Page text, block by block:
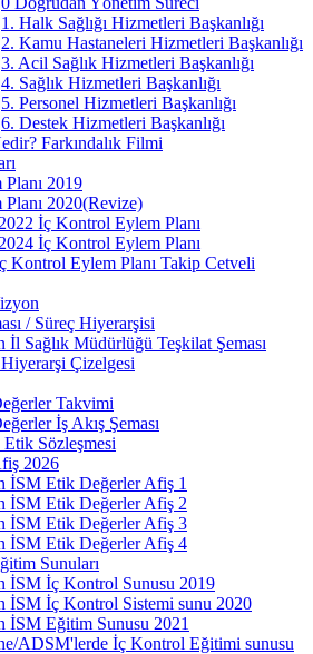
1. Halk Sağlığı Hizmetleri Başkanlığı
2. Kamu Hastaneleri Hizmetleri Başkanlığı
3. Acil Sağlık Hizmetleri Başkanlığı
4. Sağlık Hizmetleri Başkanlığı
5. Personel Hizmetleri Başkanlığı
6. Destek Hizmetleri Başkanlığı
Farkındalık Filmi
Planı 2019
Planı 2020(Revize)
İç Kontrol Eylem Planı
İç Kontrol Eylem Planı
Kontrol Eylem Planı Takip Cetveli
/ Süreç Hiyerarşisi
İl Sağlık Müdürlüğü Teşkilat Şeması
Çizelgesi
Takvimi
İş Akış Şeması
Sözleşmesi
2026
İSM Etik Değerler Afiş 1
İSM Etik Değerler Afiş 2
İSM Etik Değerler Afiş 3
İSM Etik Değerler Afiş 4
Sunuları
İSM İç Kontrol Sunusu 2019
İSM İç Kontrol Sistemi sunu 2020
İSM Eğitim Sunusu 2021
ADSM'lerde İç Kontrol Eğitimi sunusu